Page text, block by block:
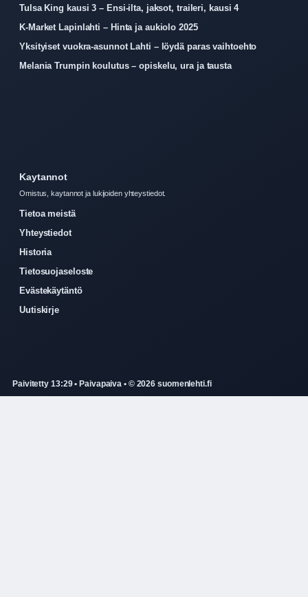
Tulsa King kausi 3 – Ensi-ilta, jaksot, traileri, kausi 4
K-Market Lapinlahti – Hinta ja aukiolo 2025
Yksityiset vuokra-asunnot Lahti – löydä paras vaihtoehto
Melania Trumpin koulutus – opiskelu, ura ja tausta
Kaytannot
Omistus, kaytannot ja lukijoiden yhteystiedot.
Tietoa meistä
Yhteystiedot
Historia
Tietosuojaseloste
Evästekäytäntö
Uutiskirje
Paivitetty 13:29 • Paivapaiva • © 2026 suomenlehti.fi